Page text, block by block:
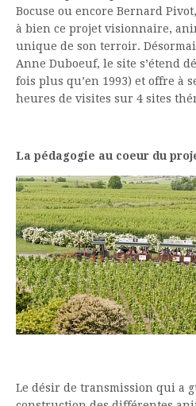
Bocuse ou encore Bernard
à bien ce projet visionnaire,
unique de son terroir.
Anne Duboeuf, le site s’étend
fois plus qu’en 1993) et offre à
heures de visites sur 4 sites
La pédagogie au coeur du
Le désir de transmission qui a